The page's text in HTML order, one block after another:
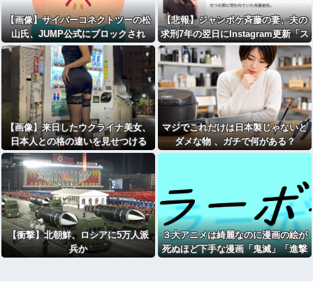
【画像】サイバーコネクトツーの松
山氏、JUMP公式にブロックされ
る・・・
【悲報】ジャンポケ斉藤の妻、夫の
求刑7年の翌日にInstagram更新「ス
パイダーマン楽しすぎた！」
【画像】来日したウクライナ美女、
日本人との格の違いを見せつける
マジでこれだけは日本製じゃないと
ダメな物 、ガチで何がある？
【衝撃】北朝鮮、ロシアに5万人派
兵か
３大アニメは綺麗なのに漫画の絵が
死ぬほど下手な漫画「鬼滅」「進撃